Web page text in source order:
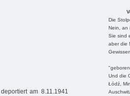
Die
Nein, an
Sie sind
aber die
Und die
Łódź,
am 8.11.1941